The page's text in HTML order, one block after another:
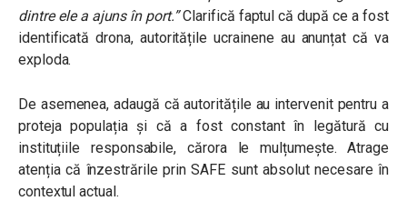
dintre ele a ajuns în port.”Clarifică faptul că după ce a fost
identificată drona, autoritățile ucrainene au anunțat că va
exploda.
De asemenea, adaugă că autoritățile au intervenit pentru a
proteja populația și că a fost constant în legătură cu
instituțiile responsabile, cărora le mulțumește. Atrage
atenția că înzestrările prin SAFE sunt absolut necesare în
contextul actual.